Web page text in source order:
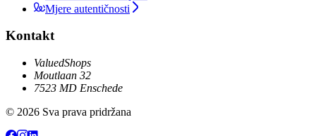
Mjere autentičnosti
Kontakt
ValuedShops
Moutlaan 32
7523 MD Enschede
© 2026 Sva prava pridržana